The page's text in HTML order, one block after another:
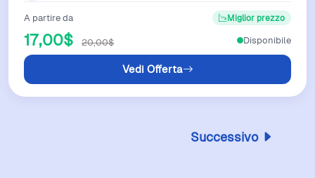
A partire da
17,00$ 20,00$
Miglior prezzo
Vedi Offerta
Disponibile
Successivo